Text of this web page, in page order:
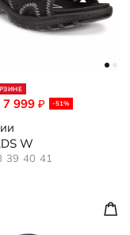
7 999 ₽ -51%
W
39 40 41